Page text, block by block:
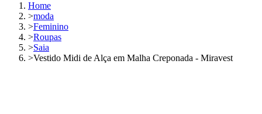
Home
>moda
>Feminino
>Roupas
>Saia
>Vestido Midi de Alça em Malha Creponada - Miravest